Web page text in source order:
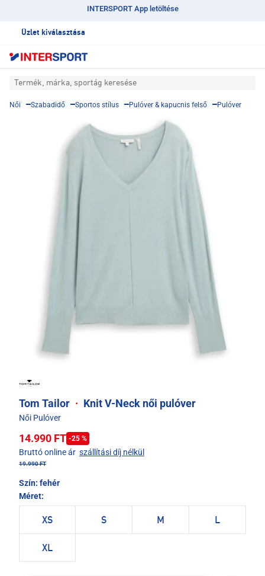
INTERSPORT App letöltése
Üzlet kiválasztása
Termék, márka, sportág keresése
Női Szabadidő Sportos stílus Pulóver & kapucnis felső Pulóver
Tom Tailor · Knit V-Neck női pulóver
Női Pulóver
14.990 FT -25 %
Bruttó online ár szállítási díj nélkül
19.990 FT
Szín: fehér
Méret:
XS S M L
XL